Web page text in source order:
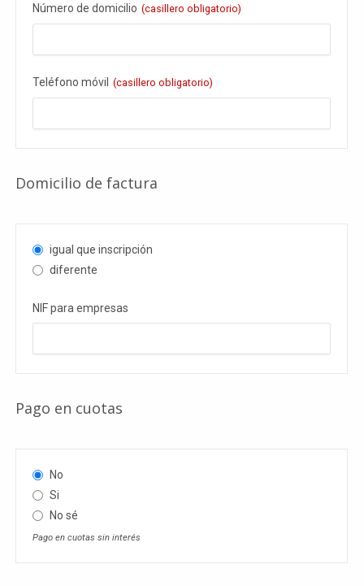
Número de domicilio (casillero obligatorio)
Teléfono móvil (casillero obligatorio)
Domicilio de factura
igual que inscripción
diferente
NIF para empresas
Pago en cuotas
No
Si
No sé
Pago en cuotas sin interés